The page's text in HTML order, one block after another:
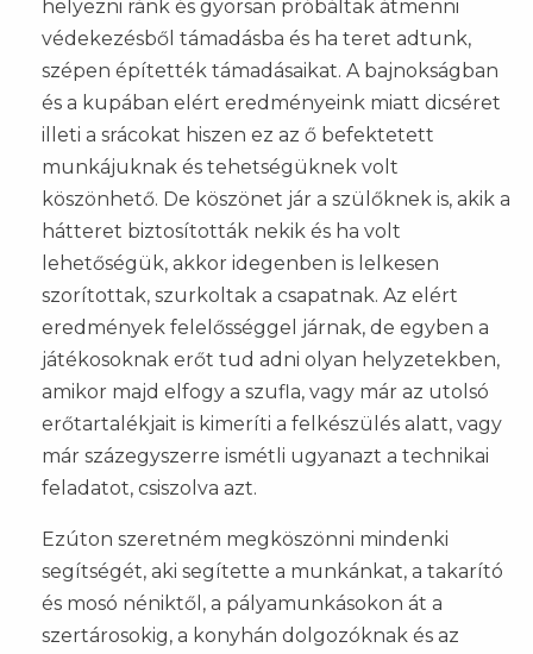
helyezni ránk és gyorsan próbáltak átmenni
védekezésből támadásba és ha teret adtunk,
szépen építették támadásaikat. A bajnokságban
és a kupában elért eredményeink miatt dicséret
illeti a srácokat hiszen ez az ő befektetett
munkájuknak és tehetségüknek volt
köszönhető. De köszönet jár a szülőknek is, akik a
hátteret biztosították nekik és ha volt
lehetőségük, akkor idegenben is lelkesen
szorítottak, szurkoltak a csapatnak. Az elért
eredmények felelősséggel járnak, de egyben a
játékosoknak erőt tud adni olyan helyzetekben,
amikor majd elfogy a szufla, vagy már az utolsó
erőtartalékjait is kimeríti a felkészülés alatt, vagy
már százegyszerre ismétli ugyanazt a technikai
feladatot, csiszolva azt.
Ezúton szeretném megköszönni mindenki
segítségét, aki segítette a munkánkat, a takarító
és mosó néniktől, a pályamunkásokon át a
szertárosokig, a konyhán dolgozóknak és az